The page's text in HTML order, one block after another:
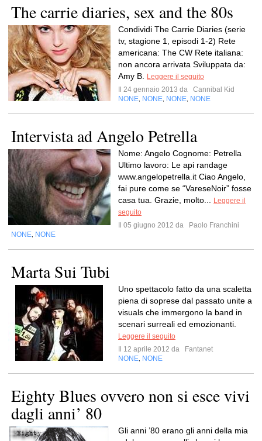
The carrie diaries, sex and the 80s
Condividi The Carrie Diaries (serie
tv, stagione 1, episodi 1-2) Rete
americana: The CW Rete italiana:
non ancora arrivata Sviluppata da:
Amy B.
Leggere il seguito
Il 24 gennaio 2013 da
Cannibal Kid
NONE NONE NONE NONE
Intervista ad Angelo Petrella
Nome: Angelo Cognome: Petrella
Ultimo lavoro: Le api randage
www.angelopetrella.it Ciao Angelo,
fai pure come se “VareseNoir” fosse
casa tua. Grazie, molto...
Leggere il
seguito
Il 05 giugno 2012 da
Paolo Franchini
NONE NONE
Marta Sui Tubi
Uno spettacolo fatto da una scaletta
piena di soprese dal passato unite a
visuals che immergono la band in
scenari surreali ed emozionanti.
Leggere il seguito
Il 12 aprile 2012 da
Fantanet
NONE NONE
Eighty Blues ovvero non si esce vivi
dagli anni’ 80
Gli anni ’80 erano gli anni della mia